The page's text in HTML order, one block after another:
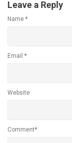
Leave a Reply
Name *
Email *
Website
Comment*